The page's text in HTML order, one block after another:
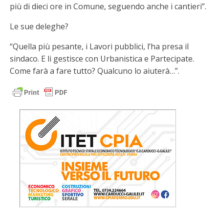
più di dieci ore in Comune, seguendo anche i cantieri”.
Le sue deleghe?
“Quella più pesante, i Lavori pubblici, l’ha presa il
sindaco. E li gestisce con Urbanistica e Partecipate.
Come farà a fare tutto? Qualcuno lo aiuterà…”.